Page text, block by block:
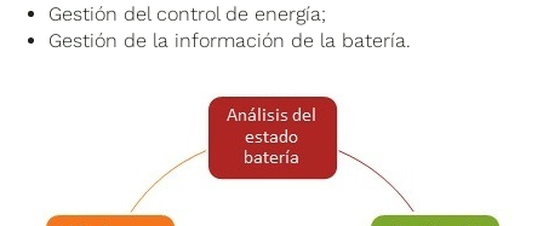
Gestión del control de energía;
Gestión de la información de la batería.